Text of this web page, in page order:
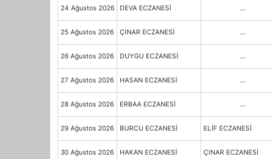
24 Ağustos 2026 DEVA ECZANESİ ...
25 Ağustos 2026 ÇINAR ECZANESİ ...
26 Ağustos 2026 DUYGU ECZANESİ ...
27 Ağustos 2026 HASAN ECZANESİ ...
28 Ağustos 2026 ERBAA ECZANESİ ...
29 Ağustos 2026 BURCU ECZANESİ ELİF ECZANESİ
30 Ağustos 2026 HAKAN ECZANESİ ÇINAR ECZANESİ